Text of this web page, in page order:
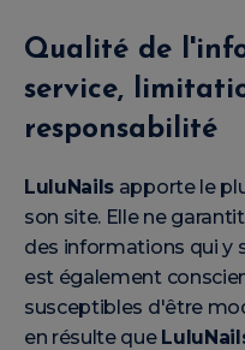
Qualité de
service,
responsabilité
LuluNails apporte le
son site. Elle ne
des informations qui y
est également
susceptibles d'être
en résulte que